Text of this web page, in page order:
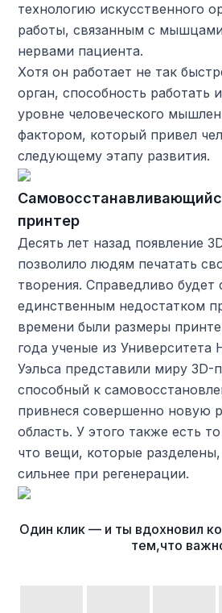
технологию искусственного
работы, связанным с
нервами пациента.
Хотя он работает не так
орган, способность работать
уровне человеческого
фактором, который привел
следующему этапу развития.
принтер
Десять лет назад появление
позволило людям печатать
творения. Справедливо будет
единственным недостатком
времени были размеры
года ученые из
Уэльса представили миру 3D-
способный к
привнеся совершенно новую
область. У этого также есть
что вещи, которые разделены,
сильнее при регенерации.